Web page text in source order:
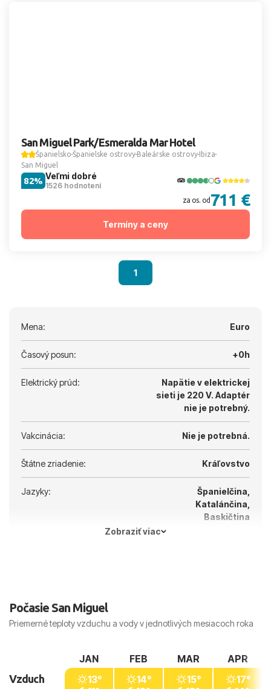
San Miguel Park/Esmeralda Mar Hotel
Španielsko Španielske ostrovy Baleárske ostrovy Ibiza
San Miguel
Veľmi dobré
1526 hodnotení
82%
za os. od 711 €
Termíny a ceny
1
Mena: Euro
Časový posun: +0h
Elektrický prúd:
Napätie v elektrickej
sieti je 220 V. Adaptér
nie je potrebný.
Vakcinácia: Nie je potrebná.
Štátne zriadenie: Kráľovstvo
Jazyky:
Španielčina,
Katalánčina,
Baskičtina
Zobraziť viac
Počasie San Miguel
Priemerné teploty vzduchu a vody v jednotlivých mesiacoch roka
Vzduch
JAN
13°
FEB
14°
MAR
15°
APR
17°